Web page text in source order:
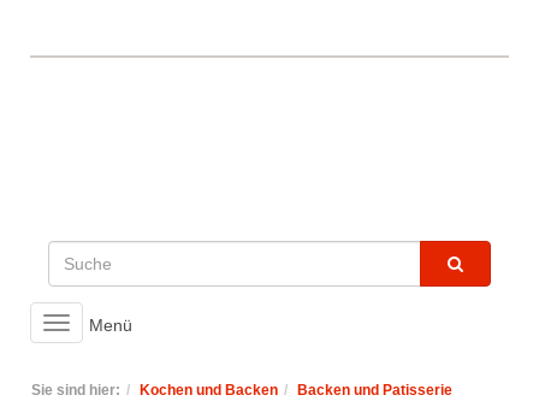
Toggle
navigation
Menü
Sie sind hier: Kochen und Backen
Backen und Patisserie